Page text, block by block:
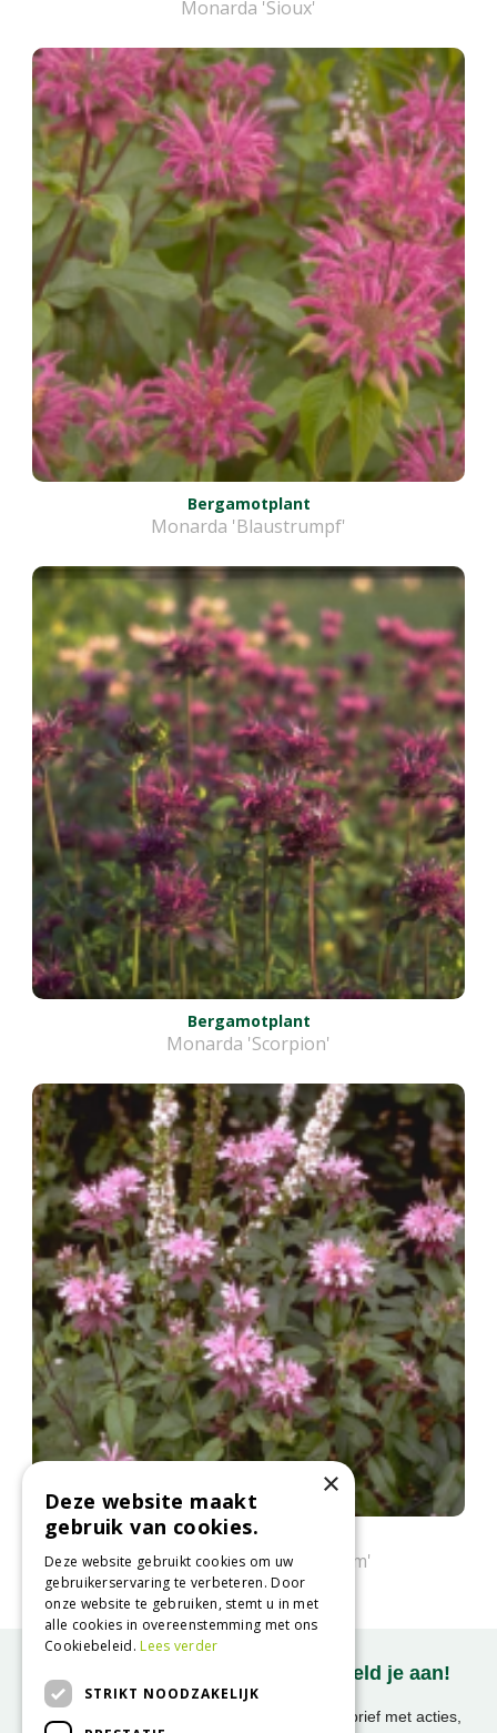
Monarda 'Sioux'
Bergamotplant
Monarda 'Blaustrumpf'
Bergamotplant
Monarda 'Scorpion'
Bergamotplant
Monarda 'Beauty of Cobham'
Onze nieuwsbrief ontvangen? Meld je aan!
Ontvang ongeveer 1x per week onze nieuwsbrief met acties,
×
Deze website maakt
gebruik van cookies.
Deze website gebruikt cookies om uw
gebruikerservaring te verbeteren. Door
onze website te gebruiken, stemt u in met
alle cookies in overeenstemming met ons
Cookiebeleid.Lees verder
STRIKT NOODZAKELIJK